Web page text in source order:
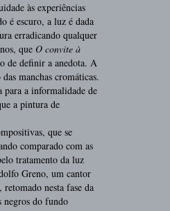
às experiências
é escuro, a luz é dada
erradicando qualquer
que O convite à
de definir a anedota. A
manchas cromáticas.
para a informalidade de
a pintura de
que se
comparado com as
tratamento da luz
Greno, um cantor
nesta fase da
negros do fundo